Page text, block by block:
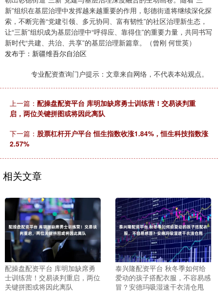
新”组织在基层治理中发挥越来越重要的作用，彰德街道将继续深化探
索，不断完善“党建引领、多元协同、富有韧性”的社区治理新生态，
让“三新”组织成为基层治理中“呼得应、靠得住”的重要力量，共同书写
新时代“共建、共治、共享”的基层治理新篇章。（曾刚 何世英）
发布于：新疆维吾尔自治区
专业配资查询门户提示：文章来自网络，不代表本站观点。
上一篇： 配操盘配资平台 库明加缺席勇士训练营！交易谈判重
启，两位关键拼图或将因此离队
下一篇： 股票杠杆开户平台 恒生指数收涨1.84%，恒生科技指数涨
2.57%
相关文章
配操盘配资平台 库明加缺席勇
士训练营！交易谈判重启，两位
关键拼图或将因此离队
泰兴隆配资平台 秋冬季如何给
爱动的孩子搭配衣服，不容易感
冒？安德玛吸湿速干衣清仓甩